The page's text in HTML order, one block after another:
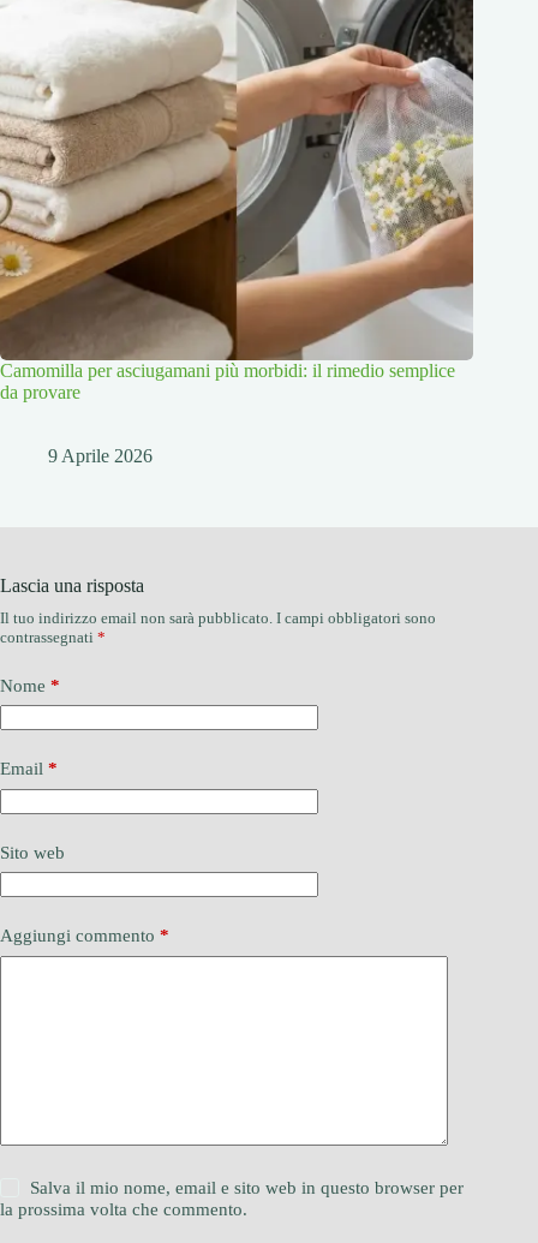
Camomilla per asciugamani più morbidi: il rimedio semplice
da provare
9 Aprile 2026
Lascia una risposta
Il tuo indirizzo email non sarà pubblicato. I campi obbligatori sono
contrassegnati *
Nome *
Email *
Sito web
Aggiungi commento *
Salva il mio nome, email e sito web in questo browser per
la prossima volta che commento.